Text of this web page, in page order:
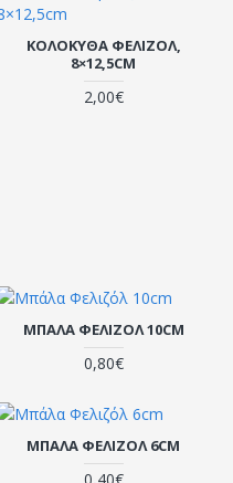
ΚΟΛΟΚΎΘΑ ΦΕΛΙΖΌΛ,
8×12,5CM
2,00€
ΜΠΆΛΑ ΦΕΛΙΖΌΛ 10CM
0,80€
ΜΠΆΛΑ ΦΕΛΙΖΌΛ 6CM